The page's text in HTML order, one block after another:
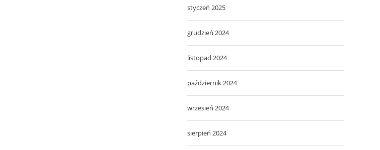
styczeń 2025
grudzień 2024
listopad 2024
październik 2024
wrzesień 2024
sierpień 2024